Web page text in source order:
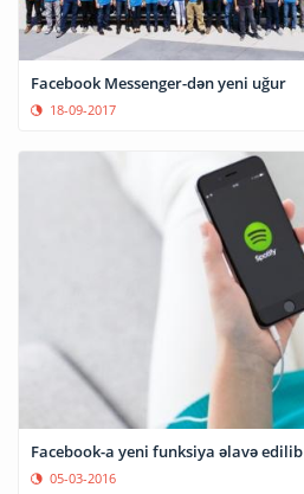
Facebook Messenger-dən yeni uğur
18-09-2017
Facebook-a yeni funksiya əlavə edilib
05-03-2016